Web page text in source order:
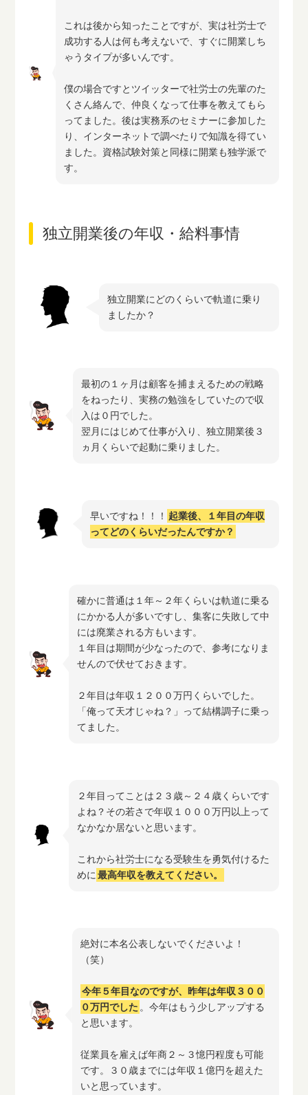
これは後から知ったことですが、実は社労士で
成功する人は何も考えないで、すぐに開業しち
ゃうタイプが多いんです。
僕の場合ですとツイッターで社労士の先輩のた
くさん絡んで、仲良くなって仕事を教えてもら
ってました。後は実務系のセミナーに参加した
り、インターネットで調べたりで知識を得てい
ました。資格試験対策と同様に開業も独学派で
す。
独立開業後の年収・給料事情
独立開業にどのくらいで軌道に乗り
ましたか？
最初の１ヶ月は顧客を捕まえるための戦略
をねったり、実務の勉強をしていたので収
入は０円でした。
翌月にはじめて仕事が入り、独立開業後３
ヵ月くらいで起動に乗りました。
早いですね！！！ 起業後、１年目の年収
ってどのくらいだったんですか？
確かに普通は１年～２年くらいは軌道に乗る
にかかる人が多いですし、集客に失敗して中
には廃業される方もいます。
１年目は期間が少なったので、参考になりま
せんので伏せておきます。
２年目は年収１２００万円くらいでした。
「俺って天才じゃね？」って結構調子に乗っ
てました。
２年目ってことは２３歳～２４歳くらいです
よね？その若さで年収１０００万円以上って
なかなか居ないと思います。
これから社労士になる受験生を勇気付けるた
めに 最高年収を教えてください。
絶対に本名公表しないでくださいよ！
（笑）
今年５年目なのですが、昨年は年収３００
０万円でした 。今年はもう少しアップする
と思います。
従業員を雇えば年商２～３憶円程度も可能
です。３０歳までには年収１億円を超えた
いと思っています。